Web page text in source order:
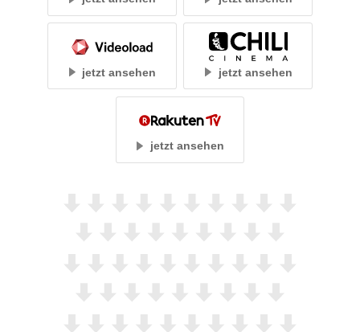
jetzt ansehen jetzt ansehen
jetzt ansehen